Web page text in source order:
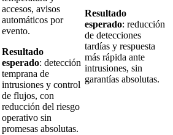
accesos, avisos
automáticos por
evento.
Resultado
esperado: detección
temprana de
intrusiones y control
de flujos, con
reducción del riesgo
operativo sin
promesas absolutas.
Resultado
esperado: reducción
de detecciones
tardías y respuesta
más rápida ante
intrusiones, sin
garantías absolutas.